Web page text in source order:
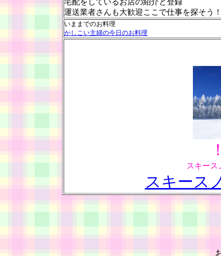
宅配をしているお店の紹介と登録
運送業者さんも大歓迎ここで仕事を探そう
いままでのお料理
かしこい主婦の今日のお料理
スキース
スキース